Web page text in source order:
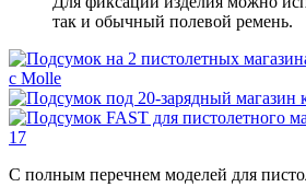
так и обычный полевой ремень.
С полным перечнем моделей для